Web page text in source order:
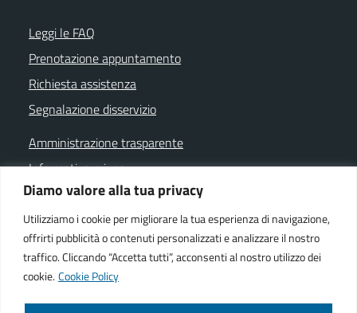
Diamo valore alla tua privacy
Utilizziamo i cookie per migliorare la tua esperienza di navigazione,
offrirti pubblicità o contenuti personalizzati e analizzare il nostro
traffico. Cliccando “Accetta tutti”, acconsenti al nostro utilizzo dei
cookie. Cookie Policy
Leggi le FAQ
Prenotazione appuntamento
Richiesta assistenza
Segnalazione disservizio
Amministrazione trasparente
Informativa privacy
Note legali
Dichiarazione di accessibilità
Cookie policy